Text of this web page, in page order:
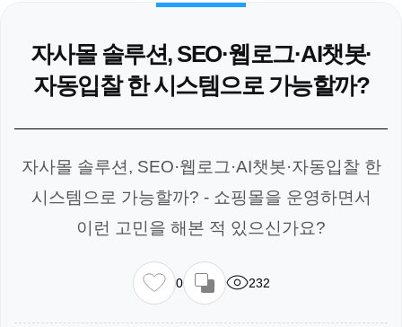
자사몰 솔루션, SEO·웹로그·AI챗봇·
자동입찰 한 시스템으로 가능할까?
자사몰 솔루션, SEO·웹로그·AI챗봇·자동입찰 한
시스템으로 가능할까? - 쇼핑몰을 운영하면서
이런 고민을 해본 적 있으신가요?
0 232